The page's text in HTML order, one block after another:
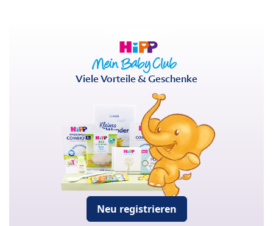
Viele Vorteile & Geschenke
Neu registrieren